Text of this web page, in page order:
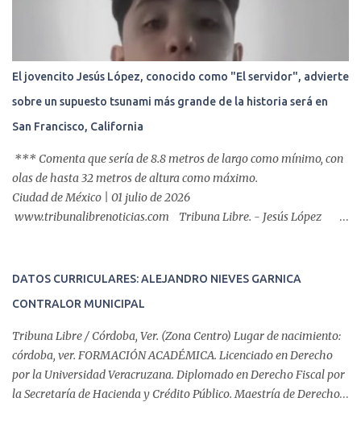
se cuenta con endoscopios de última tecnología que permiten
diagnósticos con mayor certeza y sin dolor para el paciente, a
través de la atención de un equipo de profesionales
multidisciplinario: tres endoscopistas, anestesiólogo y personal
auxiliar y de enfermería. En esta semana, se realizó un nuevo caso
de éxito, pues a través de la colocación de un stent metálico
esofágico, una derechohabiente con un tumor en el ...
El jovencito Jesús López, conocido como "El servidor", advierte
sobre un supuesto tsunami más grande de la historia será en
San Francisco, California
*** Comenta que sería de 8.8 metros de largo como mínimo, con
olas de hasta 32 metros de altura como máximo.
Ciudad de México | 01 julio de 2026
www.tribunalibrenoticias.com Tribuna Libre. - Jesús López
terremotos gemelos que azotaron a Venezuela que suma
publicada en su cuenta de Tiktok, ‘El servidor’ hizo una serie de
predicciones basadas en pasajes y personajes bíblicos, como el
Leviatán que “destruirá Babilonia, que representa Nueva York, y
las bestias del fin del mundo saldrán y engañarán a los humanos a
DATOS CURRICULARES: ALEJANDRO NIEVES GARNICA
CONTRALOR MUNICIPAL
Tribuna Libre / Córdoba, Ver. (Zona Centro) Lugar de nacimiento:
córdoba, ver. FORMACIÓN ACADÉMICA. Licenciado en Derecho
por la Universidad Veracruzana. Diplomado en Derecho Fiscal por
la Secretaría de Hacienda y Crédito Público. Maestría de Derecho